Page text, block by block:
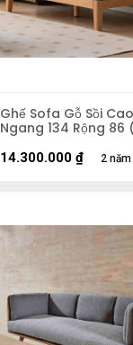
Ghế Sofa Gỗ Sồi
Ngang 134 Rộng 86
2
14.300.000 ₫